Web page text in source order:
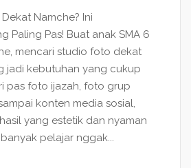
Namche? Ini
Paling Pas! Buat anak SMA 6
mencari studio foto dekat
jadi kebutuhan yang cukup
pas foto ijazah, foto grup
konten media sosial,
yang estetik dan nyaman
pelajar nggak...